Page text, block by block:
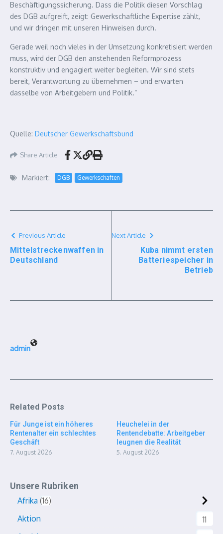
Beschäftigungssicherung. Dass die Politik diesen Vorschlag
des DGB aufgreift, zeigt: Gewerkschaftliche Expertise zählt,
und wir dringen mit unseren Hinweisen durch.
Gerade weil noch vieles in der Umsetzung konkretisiert werden
muss, wird der DGB den anstehenden Reformprozess
konstruktiv und engagiert weiter begleiten. Wir sind stets
bereit, Verantwortung zu übernehmen – und erwarten
dasselbe von Arbeitgebern und Politik.“
Quelle: Deutscher Gewerkschaftsbund
Share Article
Markiert: DGB Gewerkschaften
Previous Article
Mittelstreckenwaffen in
Deutschland
Next Article
Kuba nimmt ersten
Batteriespeicher in
Betrieb
admin
Related Posts
Für Junge ist ein höheres
Rentenalter ein schlechtes
Geschäft
7. August 2026
Heuchelei in der
Rentendebatte: Arbeitgeber
leugnen die Realität
5. August 2026
Unsere Rubriken
Afrika 16
Aktion
11